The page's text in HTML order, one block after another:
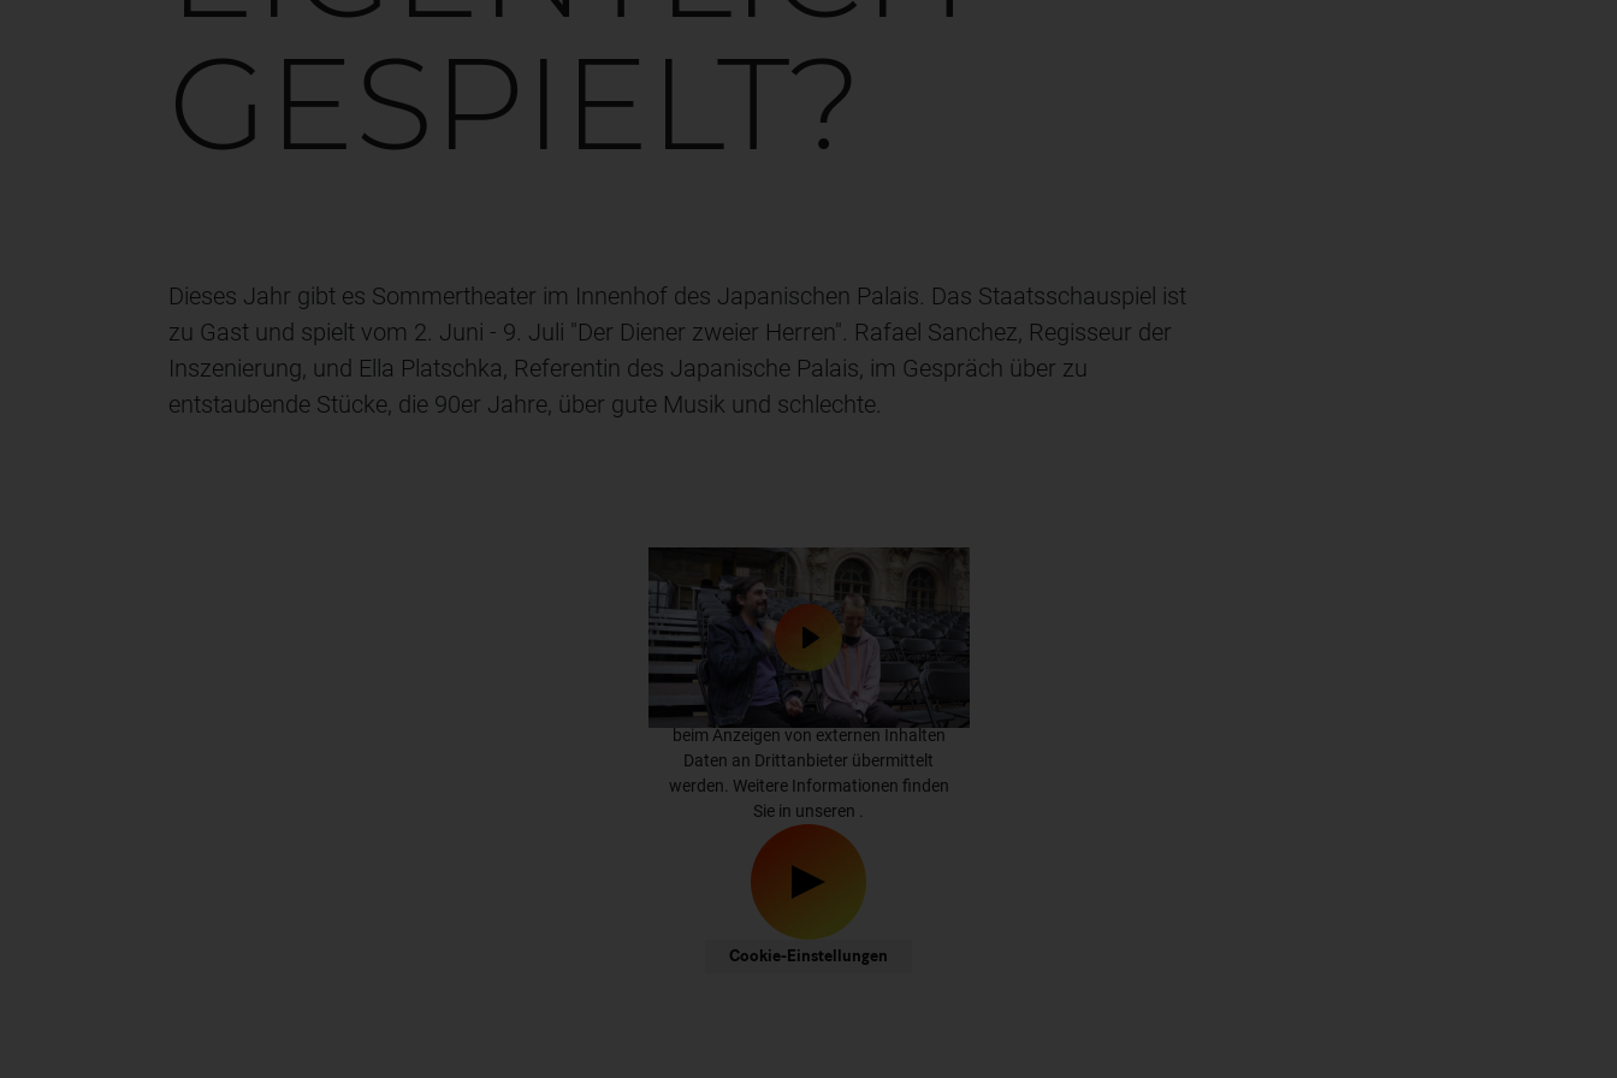
GESPIELT?
Dieses Jahr gibt es Sommertheater im Innenhof des Japanischen Palais. Das Staatsschauspiel ist
zu Gast und spielt vom 2. Juni - 9. Juli "Der Diener zweier Herren". Rafael Sanchez, Regisseur der
Inszenierung, und Ella Platschka, Referentin des Japanische Palais, im Gespräch über zu
entstaubende Stücke, die 90er Jahre, über gute Musik und schlechte.
Wir möchten Sie darauf hinweisen, dass
beim Anzeigen von externen Inhalten
Daten an Drittanbieter übermittelt
werden. Weitere Informationen finden
Sie in unseren
Cookie-Einstellungen